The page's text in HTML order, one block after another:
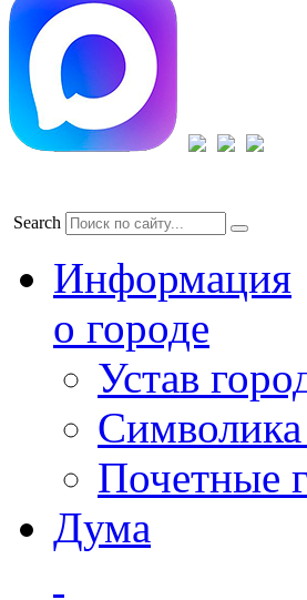
Search
Информация
о городе
Устав
Символика
Почетные
Дума